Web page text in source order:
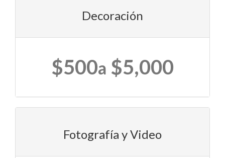
Decoración
$500a $5,000
Fotografía y Video